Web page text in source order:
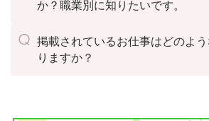
か？職業別に知りたいです。
掲載されているお仕事はどのよ
りますか？